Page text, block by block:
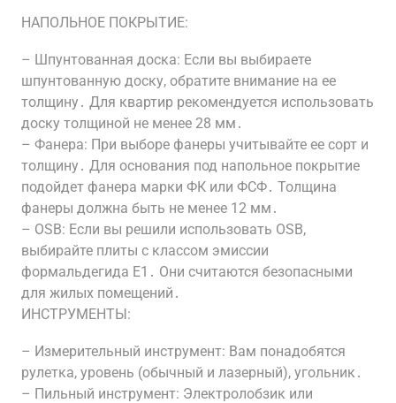
НАПОЛЬНОЕ ПОКРЫТИЕ:
– Шпунтованная доска: Если вы выбираете
шпунтованную доску, обратите внимание на ее
толщину․ Для квартир рекомендуется использовать
доску толщиной не менее 28 мм․
– Фанера: При выборе фанеры учитывайте ее сорт и
толщину․ Для основания под напольное покрытие
подойдет фанера марки ФК или ФСФ․ Толщина
фанеры должна быть не менее 12 мм․
– OSB: Если вы решили использовать OSB,
выбирайте плиты с классом эмиссии
формальдегида E1․ Они считаются безопасными
для жилых помещений․
ИНСТРУМЕНТЫ:
– Измерительный инструмент: Вам понадобятся
рулетка, уровень (обычный и лазерный), угольник․
– Пильный инструмент: Электролобзик или